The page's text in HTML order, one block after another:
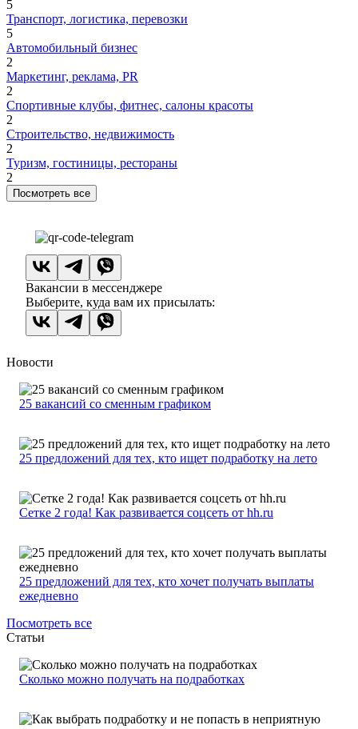
5
Транспорт, логистика, перевозки
5
Автомобильный бизнес
2
Маркетинг, реклама, PR
2
Спортивные клубы, фитнес, салоны красоты
2
Строительство, недвижимость
2
Туризм, гостиницы, рестораны
2
Посмотреть все
Вакансии в мессенджере
Выберите, куда вам их присылать:
Новости
25 вакансий со сменным графиком
25 предложений для тех, кто ищет подработку на лето
Сетке 2 года! Как развивается соцсеть от hh.ru
25 предложений для тех, кто хочет получать выплаты
ежедневно
Посмотреть все
Статьи
Сколько можно получать на подработках